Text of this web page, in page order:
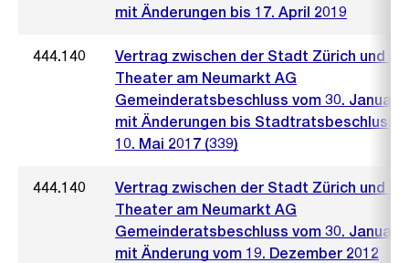
mit Änderungen bis 17. April 2019
444.140
Vertrag zwischen der Stadt Zürich und
Theater am Neumarkt AG
Gemeinderatsbeschluss vom 30. Januar
mit Änderungen bis Stadtratsbeschluss
10. Mai 2017 (339)
444.140
Vertrag zwischen der Stadt Zürich und
Theater am Neumarkt AG
Gemeinderatsbeschluss vom 30. Januar
mit Änderung vom 19. Dezember 2012